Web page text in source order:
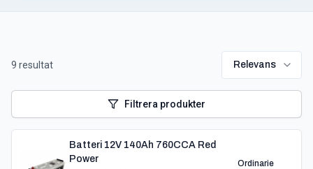
9 resultat Relevans
Filtrera produkter
Batteri 12V 140Ah 760CCA Red
Power
Ordinarie